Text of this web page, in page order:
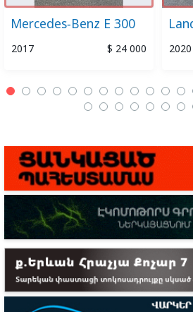
Mercedes-Benz E 300
2017 $ 24 000 2020